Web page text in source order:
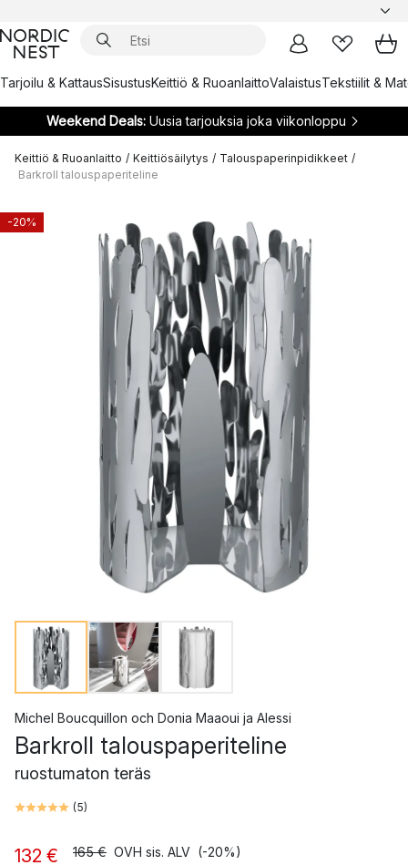
Tarjoilu & KattausSisustusKeittiö & RuoanlaittoValaistusTekstiilit &
Weekend Deals:Uusia tarjouksia joka viikonloppu
Keittiö & Ruoanlaitto / Keittiösäilytys / Talouspaperinpidikkeet /
Barkroll talouspaperiteline
-20%
Michel Boucquillon och Donia Maaoui ja Alessi
Barkroll talouspaperiteline
ruostumaton teräs
(5)
132 € 165 € OVH sis. ALV (-20%)